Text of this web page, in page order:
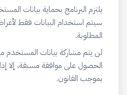
يلتزم البرنامج بحماية بيانات
سيتم استخدام البيانات فقط
المطلوبة.
لن يتم مشاركة بيانات المستخدم
الحصول على موافقة مسبقة، إلا
بموجب القانون.